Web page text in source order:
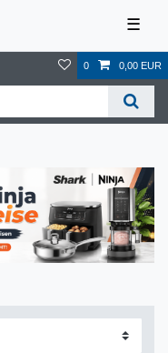
☰
0 0,00 EUR